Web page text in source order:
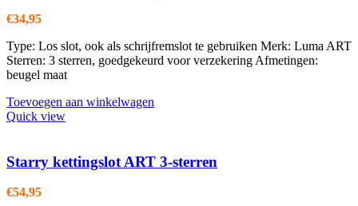
€34,95
Type: Los slot, ook als schrijfremslot te gebruiken Merk: Luma ART
Sterren: 3 sterren, goedgekeurd voor verzekering Afmetingen:
beugel maat
Toevoegen aan winkelwagen
Quick view
Starry kettingslot ART 3-sterren
€54,95